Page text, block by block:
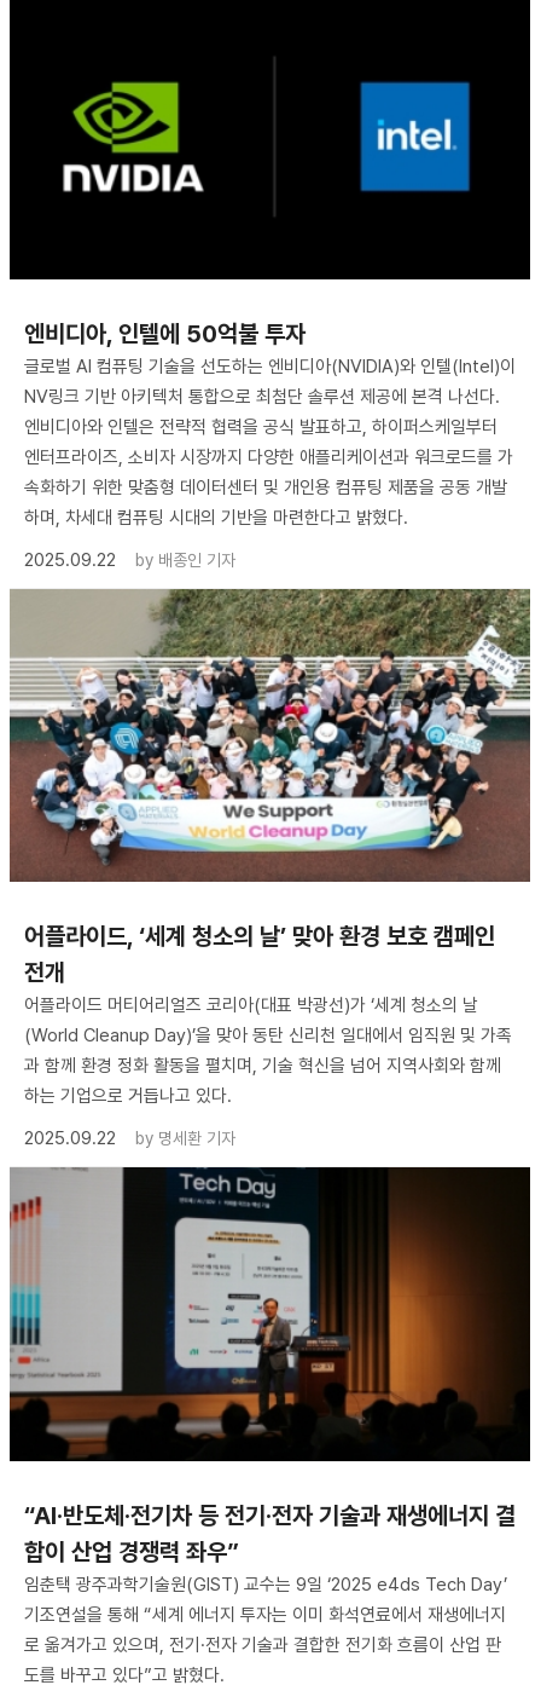
엔비디아, 인텔에 50억불 투자
글로벌 AI 컴퓨팅 기술을 선도하는 엔비디아(NVIDIA)와 인텔(Intel)이
NV링크 기반 아키텍처 통합으로 최첨단 솔루션 제공에 본격 나선다.
엔비디아와 인텔은 전략적 협력을 공식 발표하고, 하이퍼스케일부터
엔터프라이즈, 소비자 시장까지 다양한 애플리케이션과 워크로드를 가
속화하기 위한 맞춤형 데이터센터 및 개인용 컴퓨팅 제품을 공동 개발
하며, 차세대 컴퓨팅 시대의 기반을 마련한다고 밝혔다.
2025.09.22
by 배종인 기자
어플라이드, ‘세계 청소의 날’ 맞아 환경 보호 캠페인
전개
어플라이드 머티어리얼즈 코리아(대표 박광선)가 ‘세계 청소의 날
(World Cleanup Day)’을 맞아 동탄 신리천 일대에서 임직원 및 가족
과 함께 환경 정화 활동을 펼치며, 기술 혁신을 넘어 지역사회와 함께
하는 기업으로 거듭나고 있다.
2025.09.22
by 명세환 기자
“AI·반도체·전기차 등 전기·전자 기술과 재생에너지 결
합이 산업 경쟁력 좌우”
임춘택 광주과학기술원(GIST) 교수는 9일 ‘2025 e4ds Tech Day’
기조연설을 통해 “세계 에너지 투자는 이미 화석연료에서 재생에너지
로 옮겨가고 있으며, 전기·전자 기술과 결합한 전기화 흐름이 산업 판
도를 바꾸고 있다”고 밝혔다.